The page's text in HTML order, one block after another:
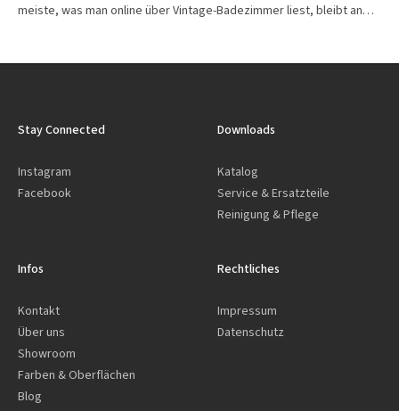
meiste, was man online über Vintage-Badezimmer liest, bleibt an…
Stay Connected
Instagram
Facebook
Downloads
Katalog
Service & Ersatzteile
Reinigung & Pflege
Infos
Kontakt
Über uns
Showroom
Farben & Oberflächen
Blog
Rechtliches
Impressum
Datenschutz